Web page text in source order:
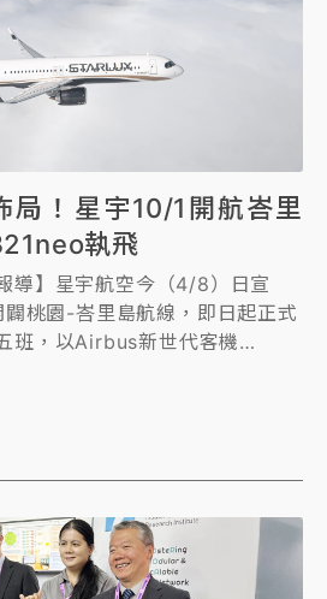
局！星宇10/1開航峇里
執飛
導】星宇航空今（4/8）日宣
桃園-峇里島航線，即日起正式
班，以Airbus新世代客機
空翟健華執行長表示，隨著星宇
進一步擴大歐美及東南亞間的轉
國首府華盛頓直飛航線。